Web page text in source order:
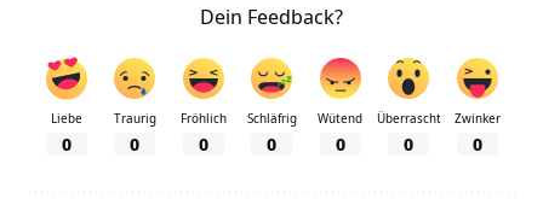
Dein Feedback?
Liebe
0
Traurig
0
Fröhlich
0
Schläfrig
0
Wütend
0
Überrascht
0
Zwinker
0